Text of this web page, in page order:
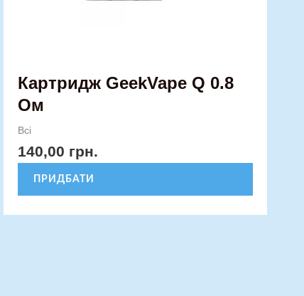
Картридж GeekVape Q 0.8
Ом
Всі
140,00 грн.
ПРИДБАТИ